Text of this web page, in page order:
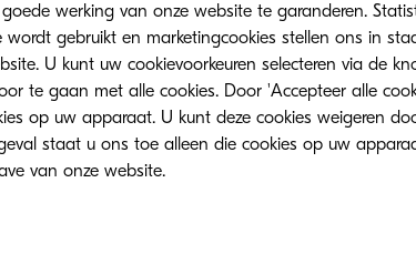
tot documenten en
gegevens voor
gestroomlijnde digitale
workflows.
samen
werking van onze website te garanderen.
gebruikt en marketingcookies stellen ons in
U kunt uw cookievoorkeuren selecteren via de
te gaan met alle cookies. Door 'Accepteer alle
op uw apparaat. U kunt deze cookies weigeren
staat u ons toe alleen die cookies op uw
noodzakelijk zijn voor de correcte weergave van onze website.